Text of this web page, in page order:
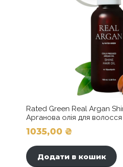
Rated Green Real Argan
Арганова олія для волосся
1035,00 ₴
Додати в кошик